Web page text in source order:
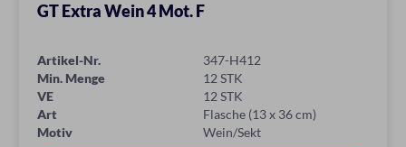
GT Extra Wein 4 Mot. F
Artikel-Nr.
347-H412
Min. Menge
12 STK
VE
12 STK
Art
Flasche (13 x 36 cm)
Motiv
Wein/Sekt